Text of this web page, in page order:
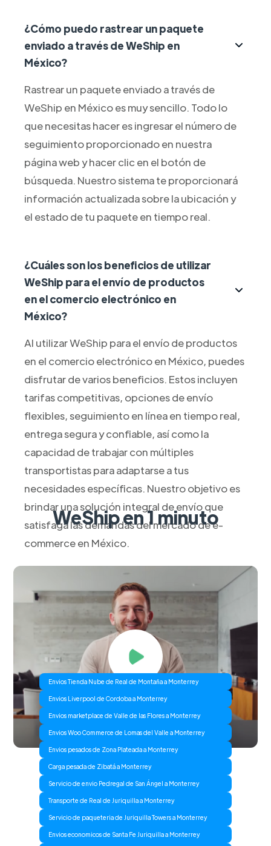
¿Cómo puedo rastrear un paquete
enviado a través de WeShip en
México?
Rastrear un paquete enviado a través de
WeShip en México es muy sencillo. Todo lo
que necesitas hacer es ingresar el número de
seguimiento proporcionado en nuestra
página web y hacer clic en el botón de
búsqueda. Nuestro sistema te proporcionará
información actualizada sobre la ubicación y
el estado de tu paquete en tiempo real.
¿Cuáles son los beneficios de utilizar
WeShip para el envío de productos
en el comercio electrónico en
México?
Al utilizar WeShip para el envío de productos
en el comercio electrónico en México, puedes
disfrutar de varios beneficios. Estos incluyen
tarifas competitivas, opciones de envío
flexibles, seguimiento en línea en tiempo real,
entrega segura y confiable, así como la
capacidad de trabajar con múltiples
transportistas para adaptarse a tus
necesidades específicas. Nuestro objetivo es
brindar una solución integral de envío que
satisfaga las demandas del mercado de e-
commerce en México.
WeShip en 1 minuto
Envios Tienda Nube de Real de Montaña a Monterrey
Envios Liverpool de Cordoba a Monterrey
Envios marketplace de Valle de las Flores a Monterrey
Envios Woo Commerce de Lomas del Valle a Monterrey
Envios pesados de Zona Plateada a Monterrey
Carga pesada de Zibatá a Monterrey
Servicio de envio Pedregal de San Ángel a Monterrey
Transporte de Real de Juriquilla a Monterrey
Servicio de paqueteria de Juriquilla Towers a Monterrey
Envios economicos de Santa Fe Juriquilla a Monterrey